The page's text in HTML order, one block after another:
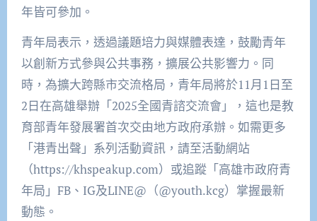
年皆可參加。
青年局表示，透過議題培力與媒體表達，鼓勵青年
以創新方式參與公共事務，擴展公共影響力。同
時，為擴大跨縣市交流格局，青年局將於11月1日至
2日在高雄舉辦「2025全國青諮交流會」，這也是教
育部青年發展署首次交由地方政府承辦。如需更多
「港青出聲」系列活動資訊，請至活動網站
（https://khspeakup.com）或追蹤「高雄市政府青
年局」FB、IG及LINE@（@youth.kcg）掌握最新
動態。